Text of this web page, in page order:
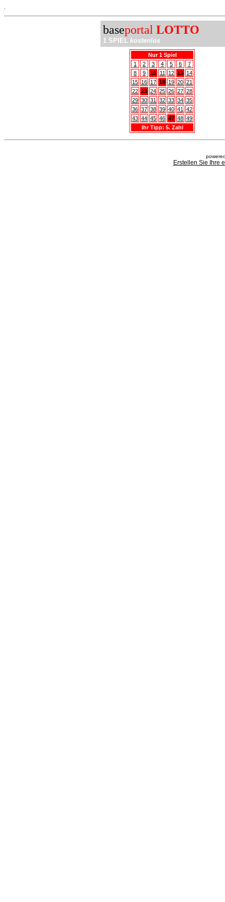
baseportal LOTTO
1 SPIEL kostenlos
Nur 1 Spiel
1
2 3 4 5 6
7
8
9 10 11 12 13 14
15 16 17 18 19 20 21
22 23 24 25 26 27 28
29 30 31 32 33 34 35
36 37 38 39 40 41
42
43 44 45 46 47 48 49
Ihr Tipp: 5. Zahl
Erstellen Sie Ihre